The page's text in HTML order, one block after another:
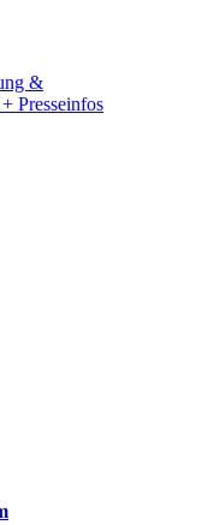
&
Presseinfos